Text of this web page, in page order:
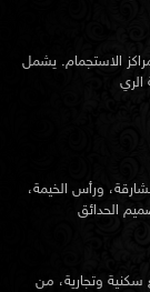
الاستجمام. يشمل
ورأس الخيمة،
وتجارية، من